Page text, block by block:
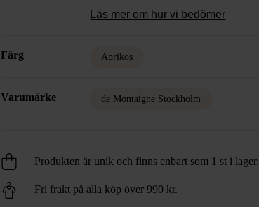
Läs mer om hur vi bedömer
Färg Aprikos
Varumärke de Montaigne Stockholm
Produkten är unik och finns enbart som 1 st i lager.
Fri frakt på alla köp över 990 kr.